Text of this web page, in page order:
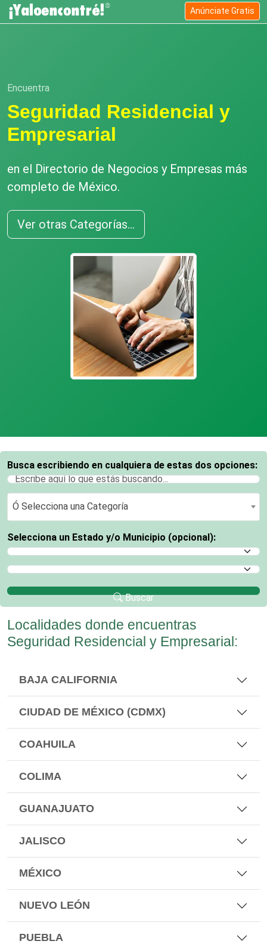
Anúnciate Gratis
Encuentra
Seguridad Residencial y
Empresarial
en el Directorio de Negocios y Empresas más
completo de México.
Ver otras Categorías...
Busca escribiendo en cualquiera de estas dos opciones:
Ó Selecciona una Categoría
Ó Selecciona una Categoría
Selecciona un Estado y/o Municipio (opcional):
Selecciona un Estado
Selecciona un Municipio
Buscar
Localidades donde encuentras
Seguridad Residencial y Empresarial:
BAJA CALIFORNIA
CIUDAD DE MÉXICO (CDMX)
COAHUILA
COLIMA
GUANAJUATO
JALISCO
MÉXICO
NUEVO LEÓN
PUEBLA